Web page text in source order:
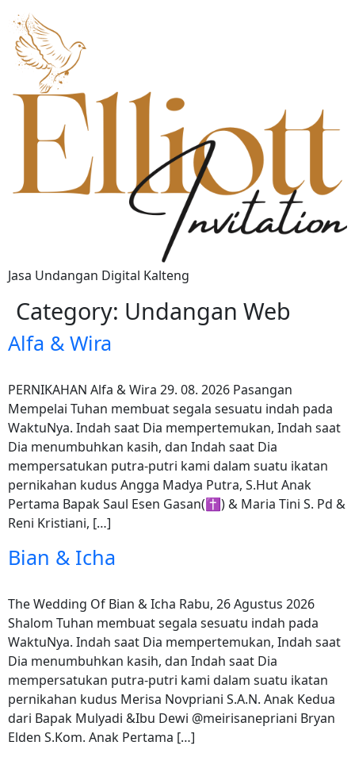
Jasa Undangan Digital Kalteng
Category: Undangan Web
Alfa & Wira
PERNIKAHAN Alfa & Wira 29. 08. 2026 Pasangan
Mempelai Tuhan membuat segala sesuatu indah pada
WaktuNya. Indah saat Dia mempertemukan, Indah saat
Dia menumbuhkan kasih, dan Indah saat Dia
mempersatukan putra-putri kami dalam suatu ikatan
pernikahan kudus Angga Madya Putra, S.Hut Anak
Pertama Bapak Saul Esen Gasan(✝) & Maria Tini S. Pd &
Reni Kristiani, […]
Bian & Icha
The Wedding Of Bian & Icha Rabu, 26 Agustus 2026
Shalom Tuhan membuat segala sesuatu indah pada
WaktuNya. Indah saat Dia mempertemukan, Indah saat
Dia menumbuhkan kasih, dan Indah saat Dia
mempersatukan putra-putri kami dalam suatu ikatan
pernikahan kudus Merisa Novpriani S.A.N. Anak Kedua
dari Bapak Mulyadi &Ibu Dewi @meirisanepriani Bryan
Elden S.Kom. Anak Pertama […]